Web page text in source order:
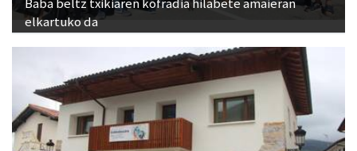
elkartuko da